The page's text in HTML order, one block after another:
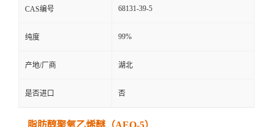
CAS编号 68131-39-5
纯度 99%
产地/厂商 湖北
是否进口 否